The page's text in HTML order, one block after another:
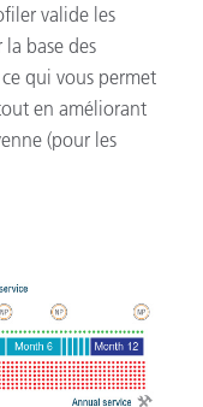
valide les
base des
qui vous permet
en améliorant
(pour les